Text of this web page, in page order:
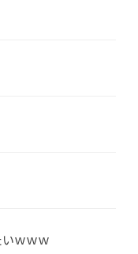
ｗｗｗ